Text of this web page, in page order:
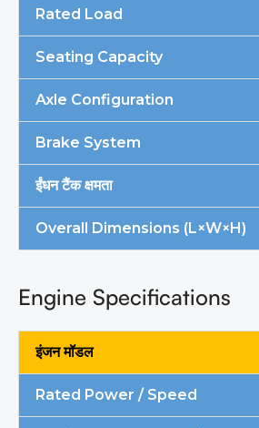
Rated Load
Seating Capacity
Axle Configuration
Brake System
ईंधन टैंक क्षमता
Overall Dimensions (L×W×H)
Engine Specifications
इंजन मॉडल
Rated Power / Speed